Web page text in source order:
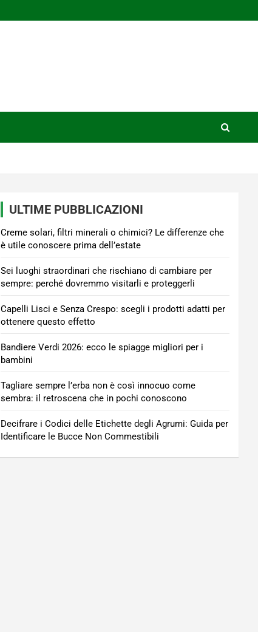
ULTIME PUBBLICAZIONI
Creme solari, filtri minerali o chimici? Le differenze che
è utile conoscere prima dell’estate
Sei luoghi straordinari che rischiano di cambiare per
sempre: perché dovremmo visitarli e proteggerli
Capelli Lisci e Senza Crespo: scegli i prodotti adatti per
ottenere questo effetto
Bandiere Verdi 2026: ecco le spiagge migliori per i
bambini
Tagliare sempre l’erba non è così innocuo come
sembra: il retroscena che in pochi conoscono
Decifrare i Codici delle Etichette degli Agrumi: Guida per
Identificare le Bucce Non Commestibili